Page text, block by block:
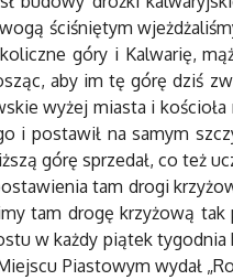
ściśniętym
góry i Kalwarię,
aby im tę górę dziś
wyżej miasta i
i postawił na samym
górę sprzedał, co też
tam drogi
tam drogę krzyżową
w każdy piątek
Piastowym wydał